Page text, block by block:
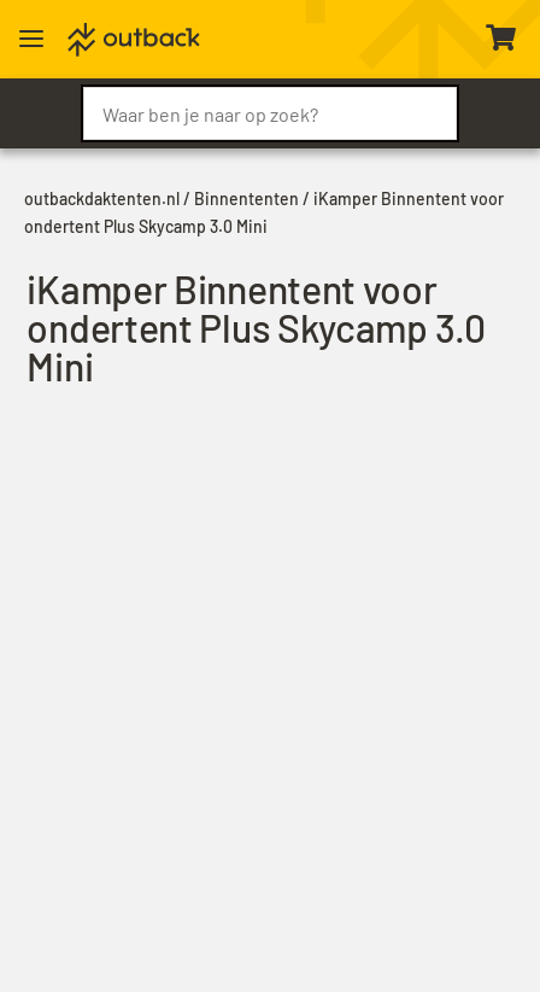
a 
outbackdaktenten.nl/ Binnententen / iKamper Binnentent voor
ondertent Plus Skycamp 3.0 Mini
iKamper Binnentent voor
ondertent Plus Skycamp 3.0
Mini